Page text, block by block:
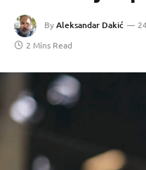
ByAleksandar Dakić
2 Mins Read